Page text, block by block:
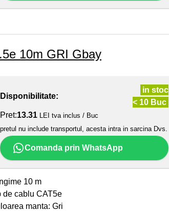
10m GRI Gbay
Disponibilitate:
in stoc
< 10 Buc
Pret:13.31 LEI tva inclus / Buc
pretul nu include transportul, acesta intra in sarcina Dvs.
Comanda prin WhatsApp
10 m
de cablu CAT5e
manta: Gri